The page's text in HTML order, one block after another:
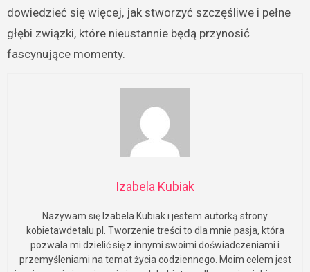
dowiedzieć się więcej, jak stworzyć szczęśliwe i pełne
głębi związki, które nieustannie będą przynosić
fascynujące momenty.
Izabela Kubiak
Nazywam się Izabela Kubiak i jestem autorką strony
kobietawdetalu.pl. Tworzenie treści to dla mnie pasja, która
pozwala mi dzielić się z innymi swoimi doświadczeniami i
przemyśleniami na temat życia codziennego. Moim celem jest